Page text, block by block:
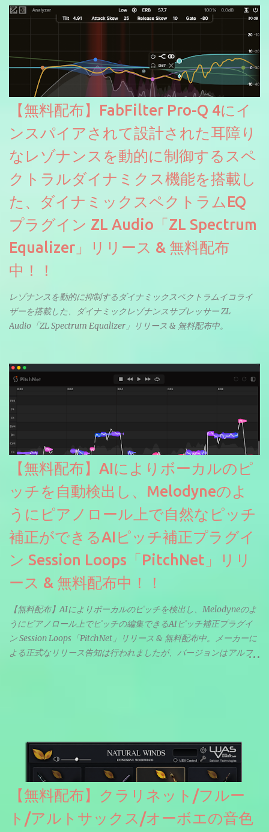
【無料配布】FabFilter Pro-Q 4にイ
ンスパイアされて設計された耳障り
なレゾナンスを動的に制御するスペ
クトラルダイナミクス機能を搭載し
た、ダイナミックスペクトラムEQ
プラグイン ZL Audio「ZL Spectrum
Equalizer」リリース & 無料配布
中！！
レゾナンスを動的に抑制するダイナミックスペクトラムイコライ
ザーを搭載した、ダイナミックレゾナンスサプレッサー ZL
Audio「ZL Spectrum Equalizer」リリース & 無料配布中。
【無料配布】AIによりボーカルのピ
ッチを自動検出し、Melodyneのよ
うにピアノロール上で自然なピッチ
補正ができるAIピッチ補正プラグイ
ン Session Loops「PitchNet」リリ
ース & 無料配布中！！
【無料配布】AIによりボーカルのピッチを検出し、Melodyneのよ
うにピアノロール上でピッチの編集できるAIピッチ補正プラグイ
ン Session Loops「PitchNet」リリース & 無料配布中。メーカーに
よる正式なリリース告知は行われましたが、バージョンはアルフ
ソースを元に設計・改良した製品のようです。
【無料配布】クラリネット/フルー
ト/アルトサックス/オーボエの音色